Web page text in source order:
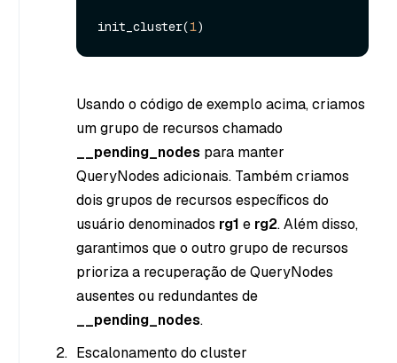
init_cluster(1
Usando o código de exemplo acima, criamos
um grupo de recursos chamado
__pending_nodes para manter
QueryNodes adicionais. Também criamos
dois grupos de recursos específicos do
usuário denominados rg1 e rg2. Além disso,
garantimos que o outro grupo de recursos
prioriza a recuperação de QueryNodes
ausentes ou redundantes de
__pending_nodes.
Escalonamento do cluster